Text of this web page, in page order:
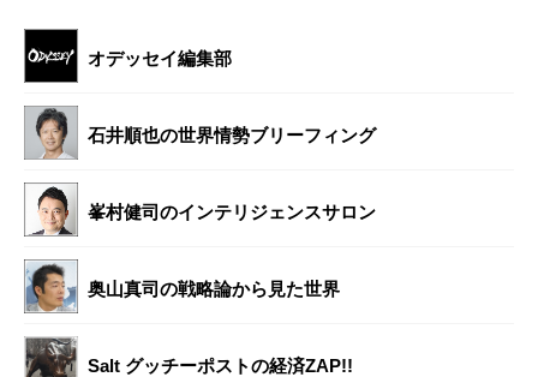
オデッセイ編集部
石井順也の世界情勢ブリーフィング
峯村健司のインテリジェンスサロン
奥山真司の戦略論から見た世界
Salt グッチーポストの経済ZAP!!